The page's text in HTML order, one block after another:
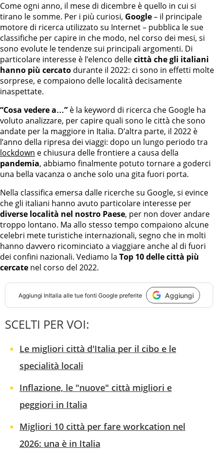
Come ogni anno, il mese di dicembre è quello in cui si
tirano le somme. Per i più curiosi, Google– il principale
motore di ricerca utilizzato su Internet – pubblica le sue
classifiche per capire in che modo, nel corso dei mesi, si
sono evolute le tendenze sui principali argomenti. Di
particolare interesse è l’elenco dellecittà che gli italiani
hanno più cercato durante il 2022: ci sono in effetti molte
sorprese, e compaiono delle località decisamente
inaspettate.
“Cosa vedere a…” è la keyword di ricerca che Google ha
voluto analizzare, per capire quali sono le città che sono
andate per la maggiore in Italia. D’altra parte, il 2022 è
l’anno della ripresa dei viaggi: dopo un lungo periodo tra
lockdown e chiusura delle frontiere a causa della
pandemia, abbiamo finalmente potuto tornare a goderci
una bella vacanza o anche solo una gita fuori porta.
Nella classifica emersa dalle ricerche su Google, si evince
che gli italiani hanno avuto particolare interesse per
diverse località nel nostro Paese, per non dover andare
troppo lontano. Ma allo stesso tempo compaiono alcune
celebri mete turistiche internazionali, segno che in molti
hanno davvero ricominciato a viaggiare anche al di fuori
dei confini nazionali. Vediamo la Top 10 delle città più
cercate nel corso del 2022.
Aggiungi InItalia alle tue fonti Google preferite Aggiungi
SCELTI PER VOI:
Le migliori città d'Italia per il cibo e le
specialità locali
Inflazione, le "nuove" città migliori e
peggiori in Italia
Migliori 10 città per fare workcation nel
2026: una è in Italia